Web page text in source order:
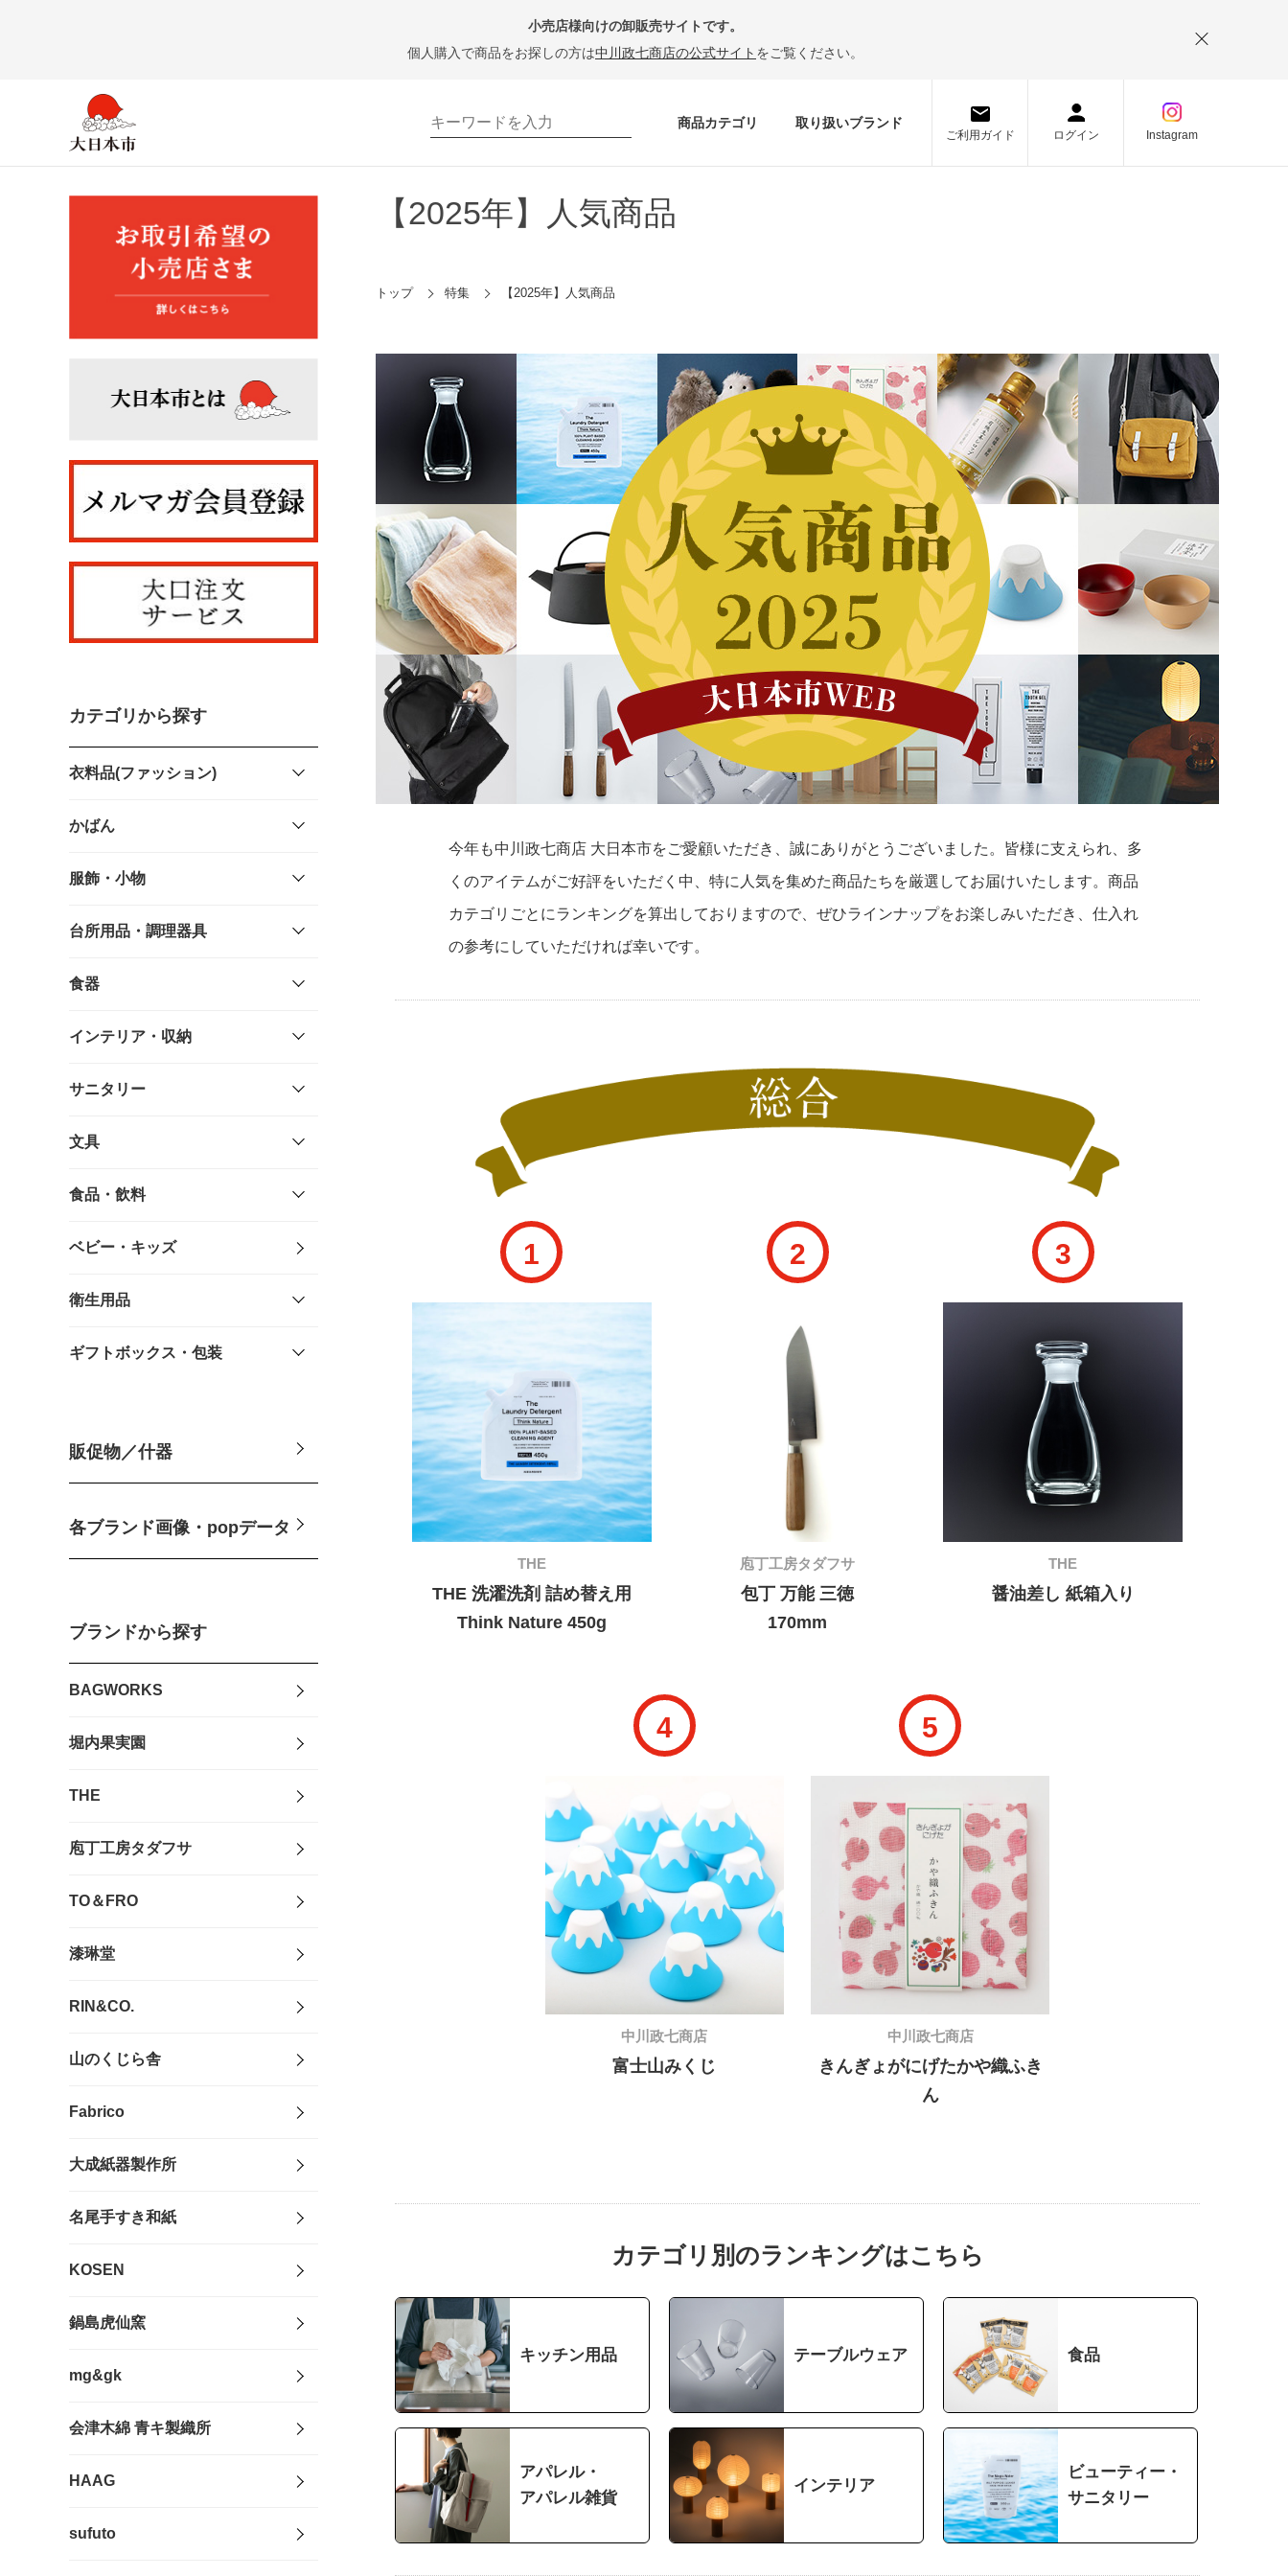
小売店様向けの卸販売サイトです。
個人購入で商品をお探しの方は中川政七商店の公式サイト をご覧ください。
商品カテゴリ 取り扱いブランド
ご利用ガイド ログイン Instagram
カテゴリから探す
衣料品(ファッション)
かばん
服飾・小物
台所用品・調理器具
食器
インテリア・収納
サニタリー
文具
食品・飲料
ベビー・キッズ
衛生用品
ギフトボックス・包装
販促物／什器
各ブランド画像・popデータ
ブランドから探す
BAGWORKS
堀内果実園
THE
庖丁工房タダフサ
TO＆FRO
漆琳堂
RIN&CO.
山のくじら舎
Fabrico
大成紙器製作所
名尾手すき和紙
KOSEN
鍋島虎仙窯
mg&gk
会津木綿 青キ製織所
HAAG
sufuto
【2025年】人気商品
トップ 特集 【2025年】人気商品
今年も中川政七商店 大日本市をご愛顧いただき、誠にありがとうございました。皆様に支えられ、多
くのアイテムがご好評をいただく中、特に人気を集めた商品たちを厳選してお届けいたします。商品
カテゴリごとにランキングを算出しておりますので、ぜひラインナップをお楽しみいただき、仕入れ
の参考にしていただければ幸いです。
1
THE
THE 洗濯洗剤 詰め替え用
Think Nature 450g
2
庖丁工房タダフサ
包丁 万能 三徳
170mm
3
THE
醤油差し 紙箱入り
4
中川政七商店
富士山みくじ
5
中川政七商店
きんぎょがにげたかや織ふき
ん
カテゴリ別のランキングはこちら
キッチン用品 テーブルウェア 食品
アパレル・
アパレル雑貨
インテリア
ビューティー・
サニタリー